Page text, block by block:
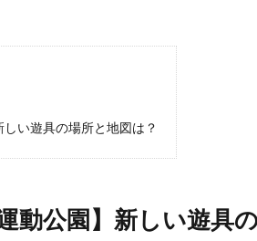
い遊具の場所と地図は？
動公園】新しい遊具